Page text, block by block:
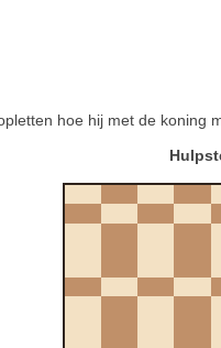
hoe hij met de koning